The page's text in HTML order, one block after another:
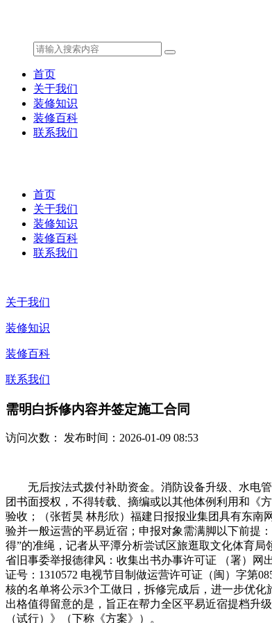
首页
关于我们
装修知识
装修百科
联系我们
首页
关于我们
装修知识
装修百科
联系我们
关于我们
装修知识
装修百科
联系我们
需明白拆修内容并签定施工合同
访问次数： 发布时间：2026-01-09 08:53
无后按法式拨付补助资金。消防设备升级、水电管
团书面授权，不得转载、摘编或以其他体例利用和《
验收；（张哲昊 林彤欣）福建日报报业集团具有东南
验并一般运营的平易近宿；申报对象需满脚以下前提
得”的准绳，记者从平潭分析尝试区旅逛取文化体育
省旧事委举报德律风：收集出书办事许可证 （署）网
证号：1310572 电视节目制做运营许可证（闽）字第
核的名单将公示3个工做日，拆修完成后，进一步优
出格值得留意的是，旨正在帮力全区平易近宿提档升
（试行）》（下称《方案》）。